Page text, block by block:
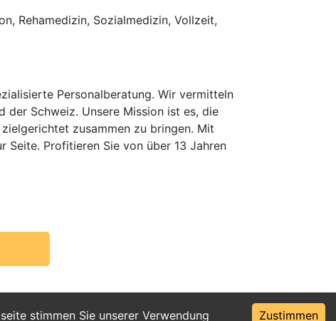
stimmen Sie unserer Verwendung Zustimmen
Rehamedizin, Sozialmedizin, Vollzeit,
Personalberatung. Wir vermitteln
der Schweiz. Unsere Mission ist es, die
zusammen zu bringen. Mit
Seite. Profitieren Sie von über 13 Jahren